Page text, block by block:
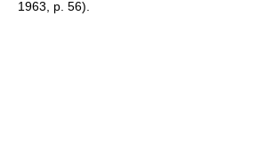
1963, p. 56).